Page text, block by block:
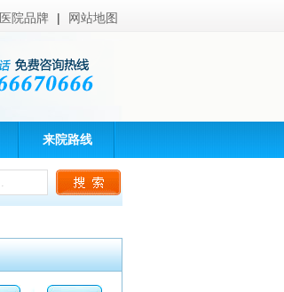
医院品牌 | 网站地图
来院路线